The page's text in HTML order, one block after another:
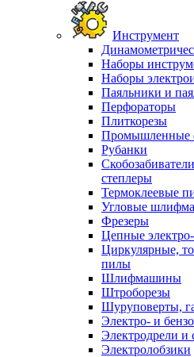
Инструмент
Наборы
Наборы
Паяльники и
Перфораторы
Плиткорезы
Промышленные
Рубанки
степлеры
Термоклеевые
Угловые
Фрезеры
Цепные
Циркулярные,
пилы
Шлифмашины
Штроборезы
Шуруповерты,
Электро- и
Электродрели и
Электролобзики